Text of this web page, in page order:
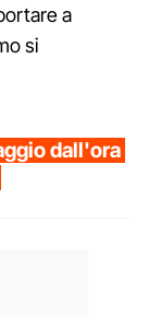
a
si
dall'ora